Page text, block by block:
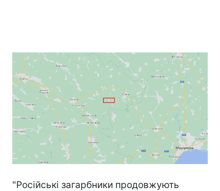
"Російські загарбники продовжують